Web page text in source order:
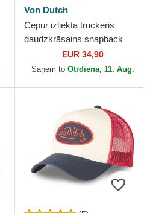
Von Dutch
Cepur izliekta truckeris
daudzkrāsains snapback
BAS no Von Dutch
EUR 34,90
Saņem to Otrdiena, 11. Aug.